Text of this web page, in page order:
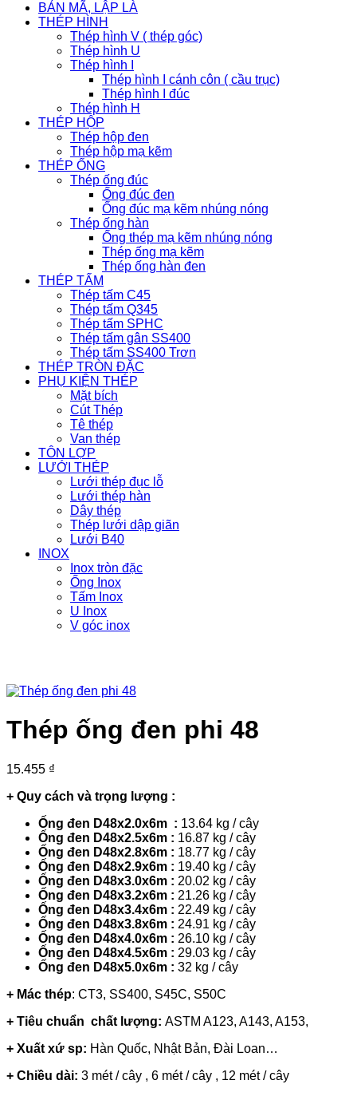
BẢN MÃ, LẬP LÀ
THÉP HÌNH
Thép hình V ( thép góc)
Thép hình U
Thép hình I
Thép hình I cánh côn ( cầu trục)
Thép hình I đúc
Thép hình H
THÉP HỘP
Thép hộp đen
Thép hộp mạ kẽm
THÉP ỐNG
Thép ống đúc
Ống đúc đen
Ống đúc mạ kẽm nhúng nóng
Thép ống hàn
Ống thép mạ kẽm nhúng nóng
Thép ống mạ kẽm
Thép ống hàn đen
THÉP TẤM
Thép tấm C45
Thép tấm Q345
Thép tấm SPHC
Thép tấm gân SS400
Thép tấm SS400 Trơn
THÉP TRÒN ĐẶC
PHỤ KIỆN THÉP
Mặt bích
Cút Thép
Tê thép
Van thép
TÔN LỢP
LƯỚI THÉP
Lưới thép đục lỗ
Lưới thép hàn
Dây thép
Thép lưới dập giãn
Lưới B40
INOX
Inox tròn đặc
Ống Inox
Tấm Inox
U Inox
V góc inox
Thép ống đen phi 48
15.455 ₫
+ Quy cách và trọng lượng :
Ống đen D48x2.0x6m : 13.64 kg / cây
Ống đen D48x2.5x6m : 16.87 kg / cây
Ống đen D48x2.8x6m : 18.77 kg / cây
Ống đen D48x2.9x6m : 19.40 kg / cây
Ống đen D48x3.0x6m : 20.02 kg / cây
Ống đen D48x3.2x6m : 21.26 kg / cây
Ống đen D48x3.4x6m : 22.49 kg / cây
Ống đen D48x3.8x6m : 24.91 kg / cây
Ống đen D48x4.0x6m : 26.10 kg / cây
Ống đen D48x4.5x6m : 29.03 kg / cây
Ống đen D48x5.0x6m : 32 kg / cây
+ Mác thép: CT3, SS400, S45C, S50C
+ Tiêu chuẩn chất lượng: ASTM A123, A143, A153,
+ Xuất xứ sp: Hàn Quốc, Nhật Bản, Đài Loan…
+ Chiều dài: 3 mét / cây , 6 mét / cây , 12 mét / cây